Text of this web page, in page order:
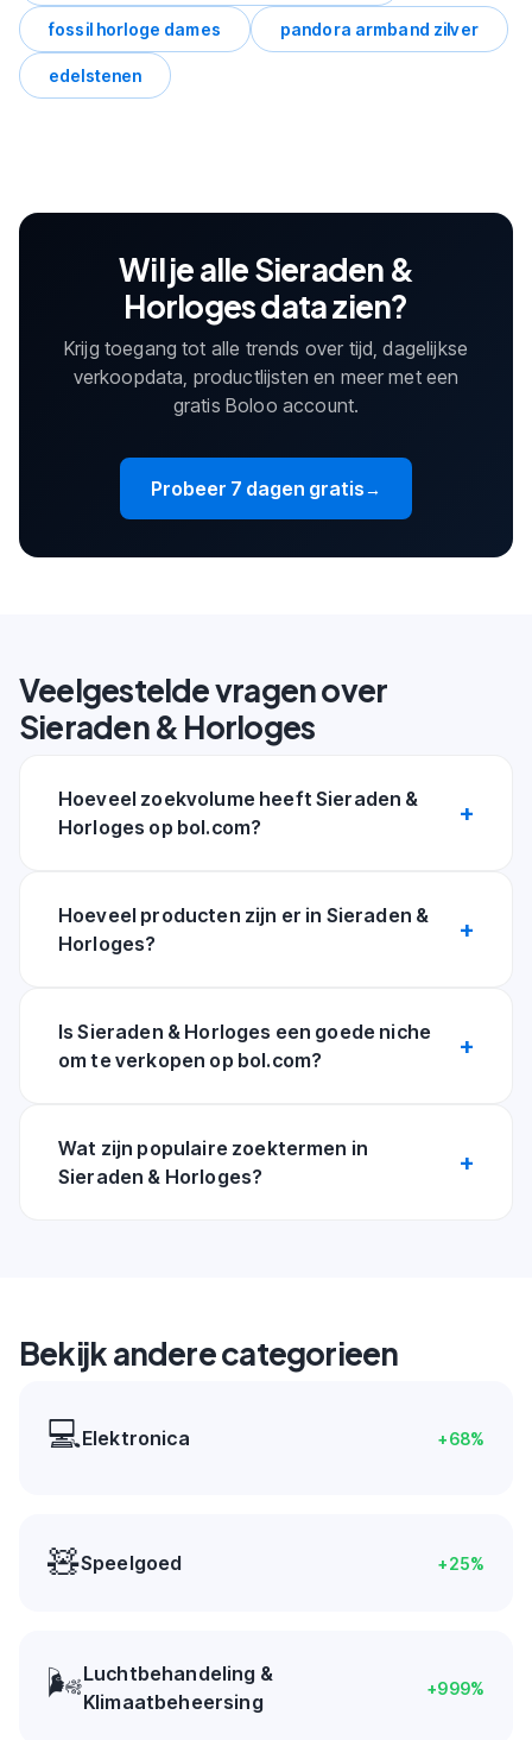
fossil horloge dames pandora armband zilver
edelstenen
Wil je alle Sieraden &
Horloges data zien?
Krijg toegang tot alle trends over tijd, dagelijkse
verkoopdata, productlijsten en meer met een
gratis Boloo account.
Probeer 7 dagen gratis→
Veelgestelde vragen over
Sieraden & Horloges
Hoeveel zoekvolume heeft Sieraden &
Horloges op bol.com?
Hoeveel producten zijn er in Sieraden &
Horloges?
Is Sieraden & Horloges een goede niche
om te verkopen op bol.com?
Wat zijn populaire zoektermen in
Sieraden & Horloges?
Bekijk andere categorieen
💻Elektronica +68%
🧸Speelgoed +25%
🌬️Luchtbehandeling &
Klimaatbeheersing
+999%